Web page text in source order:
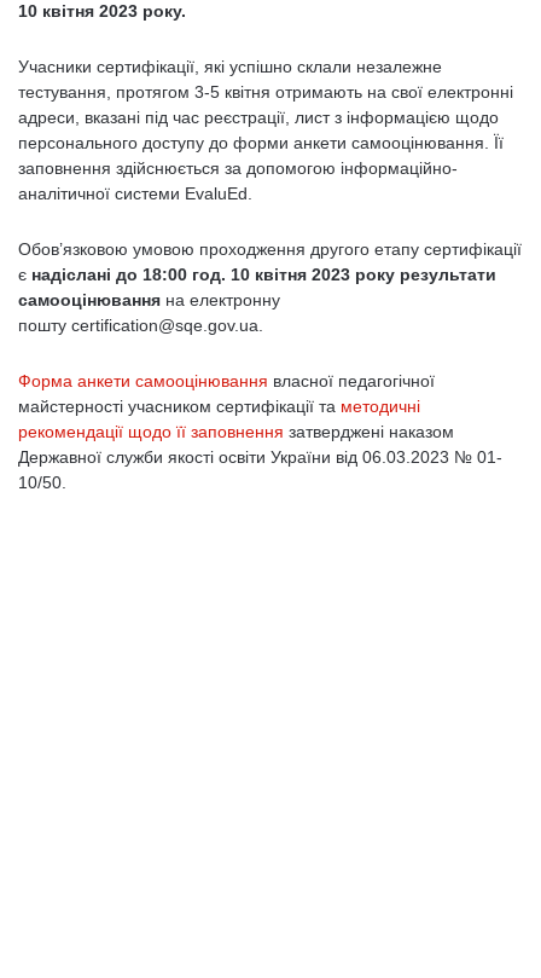
10 квітня 2023 року.
Учасники сертифікації, які успішно склали незалежне
тестування, протягом 3-5 квітня отримають на свої електронні
адреси, вказані під час реєстрації, лист з інформацією щодо
персонального доступу до форми анкети самооцінювання. Її
заповнення здійснюється за допомогою інформаційно-
аналітичної системи EvaluEd.
Обов’язковою умовою проходження другого етапу сертифікації
є надіслані до 18:00 год. 10 квітня 2023 року результати
самооцінювання на електронну
пошту certification@sqe.gov.ua.
Форма анкети самооцінювання власної педагогічної
майстерності учасником сертифікації та методичні
рекомендації щодо її заповнення затверджені наказом
Державної служби якості освіти України від 06.03.2023 № 01-
10/50.